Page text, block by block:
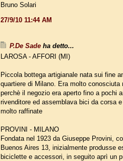
Bruno Solari
27/9/10 11:44 AM
P.De Sade ha detto...
LAROSA - AFFORI (MI)
Piccola bottega artigianale nata sui fine
quartiere di Milano. Era molto conosciuta
perchè il negozio era aperto fino a pochi
rivenditore ed assemblava bici da corsa
molto raffinate
PROVINI - MILANO
Fondata nel 1923 da Giuseppe Provini,
Buenos Aires 13, inizialmente produsse
biciclette e accessori, in seguito aprì un